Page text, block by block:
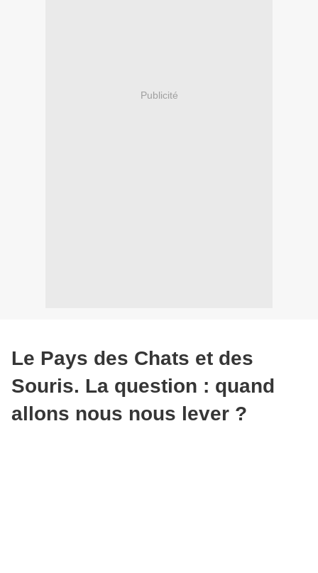
Publicité
Le Pays des Chats et des
Souris. La question : quand
allons nous nous lever ?